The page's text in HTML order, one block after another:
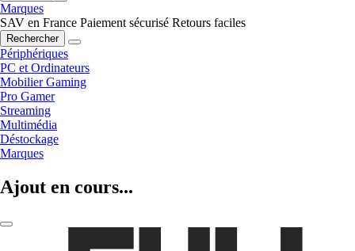
Marques
SAV en France Paiement sécurisé Retours faciles
Rechercher
Périphériques
PC et Ordinateurs
Mobilier Gaming
Pro Gamer
Streaming
Multimédia
Déstockage
Marques
Ajout en cours...